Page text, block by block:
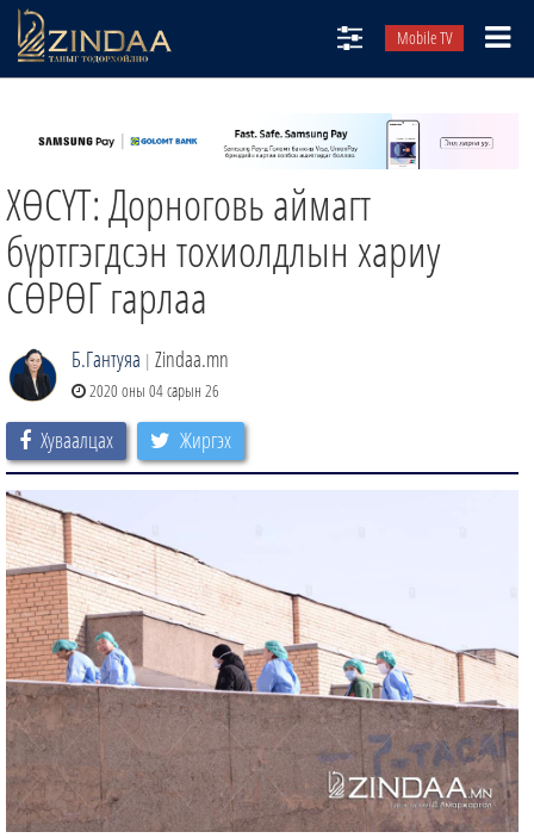
Mobile TV
ТВ8
ӨГЛӨӨНИЙ СОНИН
АУДИО ЗОХИОЛ
ЗИНДАА СЭТГҮҮЛ
ХӨСҮТ: Дорноговь аймагт
бүртгэгдсэн тохиолдлын хариу
СӨРӨГ гарлаа
Б.Гантуяа | Zindaa.mn
2020 оны 04 сарын 26
Хуваалцах Жиргэх